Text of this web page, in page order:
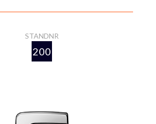
STANDNR
200